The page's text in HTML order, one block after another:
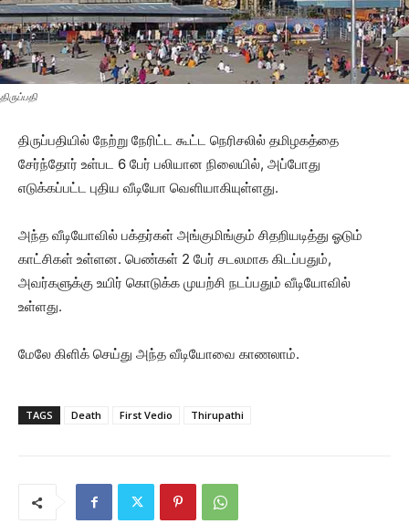
திருப்பதி
திருப்பதியில் நேற்று நேரிட்ட கூட்ட நெரிசலில் தமிழகத்தை
சேர்ந்தோர் உள்பட 6 பேர் பலியான நிலையில், அப்போது
எடுக்கப்பட்ட புதிய வீடியோ வெளியாகியுள்ளது.
அந்த வீடியோவில் பக்தர்கள் அங்குமிங்கும் சிதறியடித்து ஓடும்
காட்சிகள் உள்ளன. பெண்கள் 2 பேர் சடலமாக கிடப்பதும்,
அவர்களுக்கு உயிர் கொடுக்க முயற்சி நடப்பதும் வீடியோவில்
உள்ளது.
மேலே கிளிக் செய்து அந்த வீடியோவை காணலாம்.
TAGS Death First Vedio Thirupathi